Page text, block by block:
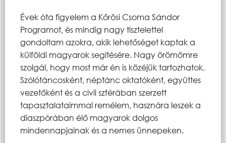
Évek óta figyelem a Kőrösi Csoma Sándor
Programot, és mindig nagy tisztelettel
gondoltam azokra, akik lehetőséget kaptak a
külföldi magyarok segítésére. Nagy örömömre
szolgál, hogy most már én is közéjük tartozhatok.
Szólótáncosként, néptánc oktatóként, együttes
vezetőként és a civil szférában szerzett
tapasztalataimmal remélem, hasznára leszek a
diaszpórában élő magyarok dolgos
mindennapjainak és a nemes ünnepeken.